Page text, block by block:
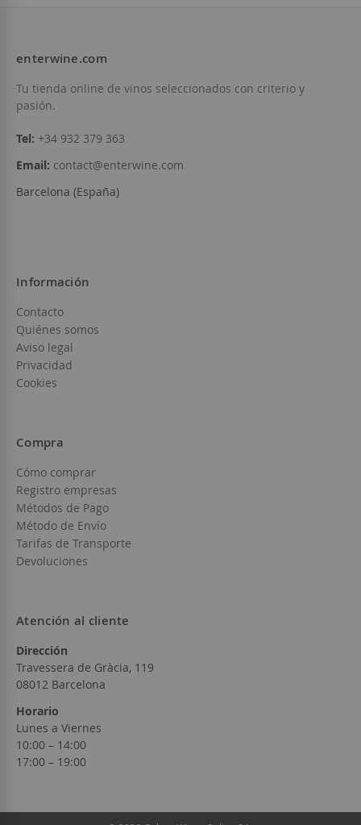
Añadir a la Lista de Deseos Añadir a la Lista
enterwine.com
Tu tienda online de vinos seleccionados con criterio y
pasión.
Tel: +34 932 379 363
Email: contact@enterwine.com
Barcelona (España)
Información
Contacto
Quiénes somos
Aviso legal
Privacidad
Cookies
Compra
Cómo comprar
Registro empresas
Métodos de Pago
Método de Envío
Tarifas de Transporte
Devoluciones
Atención al cliente
Dirección
Travessera de Gràcia, 119
08012 Barcelona
Horario
Lunes a Viernes
10:00 – 14:00
17:00 – 19:00